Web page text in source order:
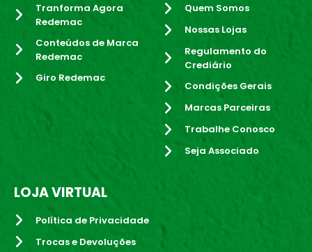
Tranforma Agora
Redemac
Conteúdos de Marca
Redemac
Giro Redemac
Quem Somos
Nossas Lojas
Regulamento do
Crediário
Condições Gerais
Marcas Parceiras
Trabalhe Conosco
Seja Associado
LOJA VIRTUAL
Política de Privacidade
Trocas e Devoluções